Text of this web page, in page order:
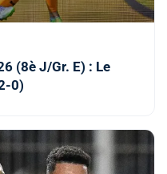
(8è J/Gr. E) : Le
0)